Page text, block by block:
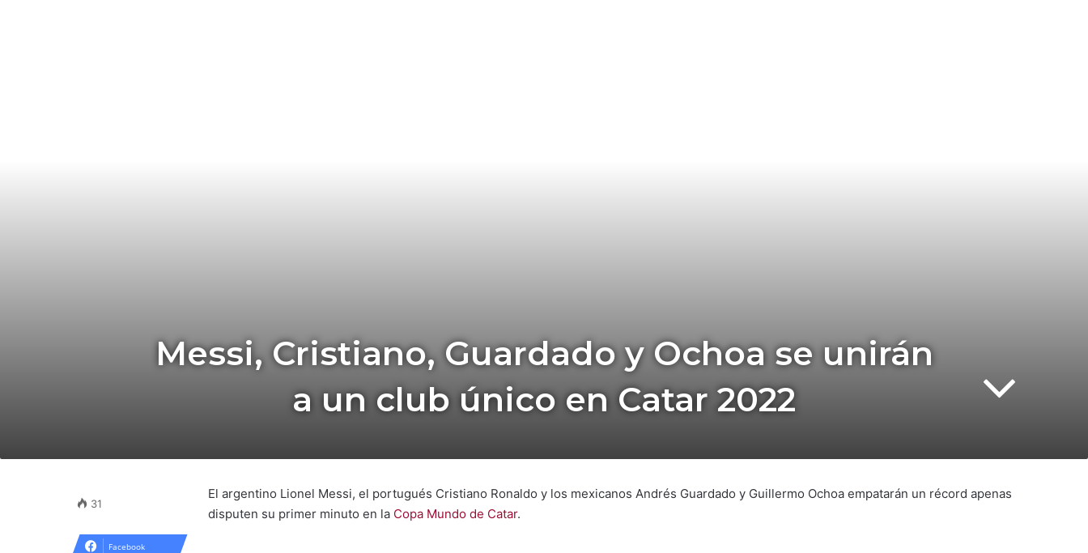
Messi, Cristiano, Guardado y Ochoa se unirán
a un club único en Catar 2022
El argentino Lionel Messi, el portugués Cristiano Ronaldo y los mexicanos Andrés Guardado y Guillermo Ochoa empatarán un récord apenas
disputen su primer minuto en la Copa Mundo de Catar.
31
Facebook